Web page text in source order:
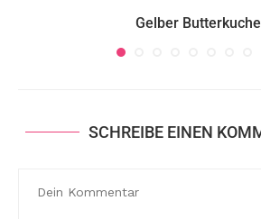
Gelber
SCHREIBE EINEN